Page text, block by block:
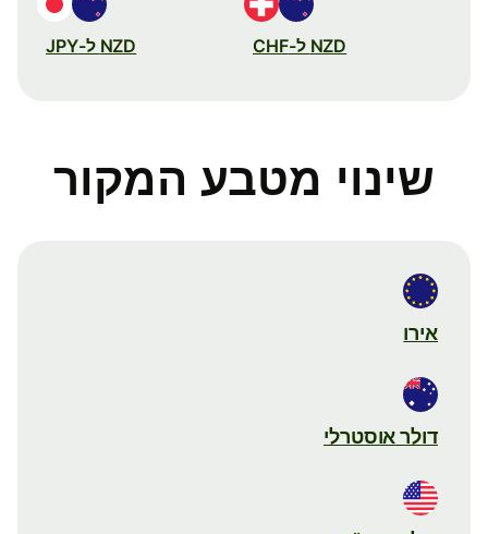
NZD ל-CHF NZD ל-JPY
שינוי מטבע המקור
אירו
דולר אוסטרלי